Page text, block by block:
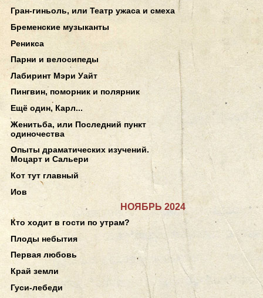
Гран-гиньоль, или Театр ужаса и смеха
Бременские музыканты
Реникса
Парни и велосипеды
Лабиринт Мэри Уайт
Пингвин, поморник и полярник
Ещё один, Карл...
Женитьба, или Последний пункт
одиночества
Опыты драматических изучений.
Моцарт и Сальери
Кот тут главный
Иов
НОЯБРЬ 2024
Кто ходит в гости по утрам?
Плоды небытия
Первая любовь
Край земли
Гуси-лебеди